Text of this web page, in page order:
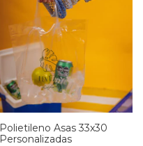
Polietileno Asas 33x30
Personalizadas